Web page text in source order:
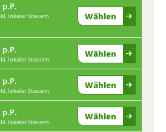
p.P.
lokaler Steuern Wählen
p.P.
lokaler Steuern
Wählen
p.P.
lokaler Steuern
Wählen
p.P.
lokaler Steuern
Wählen